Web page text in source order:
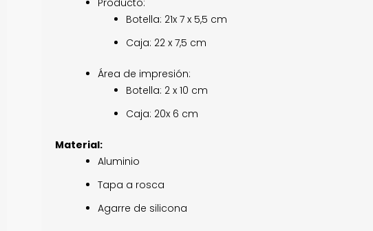
Botella: 21x 7 x 5,5 cm
Caja: 22 x 7,5 cm
Área de impresión:
Botella: 2 x 10 cm
Caja: 20x 6 cm
Material:
Aluminio
Tapa a rosca
Agarre de silicona